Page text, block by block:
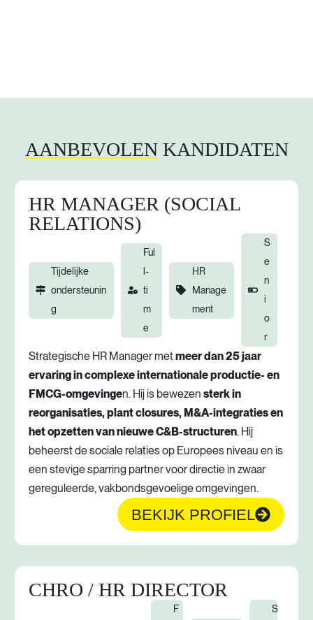
AANBEVOLENKANDIDATEN
HR MANAGER (SOCIAL
RELATIONS)
Tijdelijke
ondersteunin
g
Ful
l-
ti
m
e
HR
Manage
ment
S
e
n
i
o
r
Strategische HR Manager metmeer dan 25 jaar
ervaring in complexe internationale productie- en
FMCG-omgevingen. Hij is bewezen sterk in
reorganisaties, plant closures, M&A-integraties en
het opzetten van nieuwe C&B-structuren. Hij
beheerst de sociale relaties op Europees niveau en is
een stevige sparring partner voor directie in zwaar
gereguleerde, vakbondsgevoelige omgevingen.
BEKIJK PROFIEL
CHRO / HR DIRECTOR
F
S